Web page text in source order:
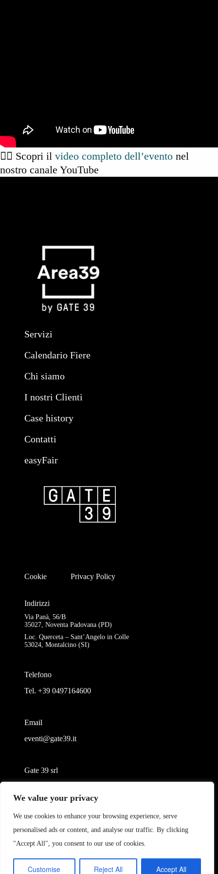
We value your privacy
We use cookies to enhance your browsing experience, serve
personalised ads or content, and analyse our traffic. By clicking
"Accept All", you consent to our use of cookies.
Customise Reject All Accept All
👉🏻 Scopri il video completo dell’evento nel
nostro canale YouTube
Servizi
Calendario Fiere
Chi siamo
I nostri Clienti
Case history
Contatti
easyFair
Cookie Privacy Policy
Gate 39 srl
P.Iva/CF 05384790282
Indirizzi
Via Panà, 56/B
35027, Noventa Padovana (PD)
Loc. Querceta – Sant’Angelo in Colle
53024, Montalcino (SI)
Telefono
Tel. +39 0497164600
Email
eventi@gate39.it